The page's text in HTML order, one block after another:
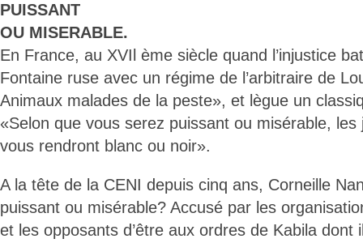
PUISSANT
OU MISERABLE.
En France, au XVIl ème siècle quand l’injustice
Fontaine ruse avec un régime de l’arbitraire de
Animaux malades de la peste», et lègue un
«Selon que vous serez puissant ou misérable,
vous rendront blanc ou noir».
A la tête de la CENI depuis cinq ans, Corneille
puissant ou misérable? Accusé par les
et les opposants d’être aux ordres de Kabila dont